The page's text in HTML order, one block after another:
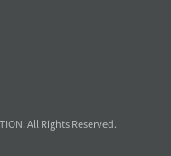
All Rights Reserved.